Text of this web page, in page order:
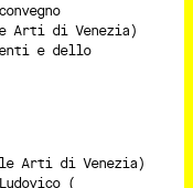
Arti di Venezia)
e dello
Arti di Venezia)
(